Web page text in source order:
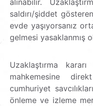
saldırı/şiddet
evde yaşıyorsanız
gelmesi yasaklanmış
Uzaklaştırma
mahkemesine
cumhuriyet
önleme ve izleme